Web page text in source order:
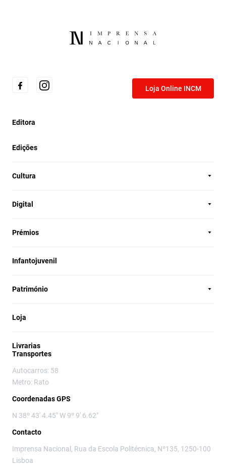
Loja Online INCM
Editora
Edições
Cultura
Digital
Prémios
Infantojuvenil
Património
Loja
Livrarias
Transportes
Autocarros: 58
Metro: Rato
Coordenadas GPS
N 38º 43' 4.45" W 9º 9' 6.62"
Contacto
Imprensa Nacional, Rua da Escola Politécnica, Nº135, 1250-100
Lisboa